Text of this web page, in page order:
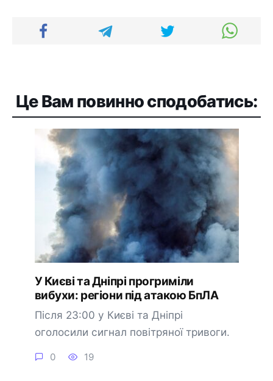
Це Вам повинно сподобатись:
У Києві та Дніпрі прогриміли
вибухи: регіони під атакою БпЛА
Після 23:00 у Києві та Дніпрі
оголосили сигнал повітряної тривоги.
0 19